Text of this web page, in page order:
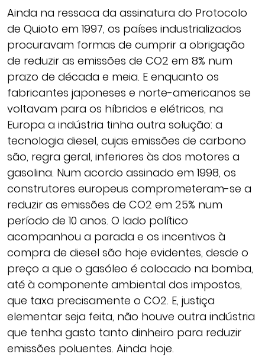
Ainda na ressaca da assinatura do Protocolo
de Quioto em 1997, os países industrializados
procuravam formas de cumprir a obrigação
de reduzir as emissões de CO2 em 8% num
prazo de década e meia. E enquanto os
fabricantes japoneses e norte-americanos se
voltavam para os híbridos e elétricos, na
Europa a indústria tinha outra solução: a
tecnologia diesel, cujas emissões de carbono
são, regra geral, inferiores às dos motores a
gasolina. Num acordo assinado em 1998, os
construtores europeus comprometeram-se a
reduzir as emissões de CO2 em 25% num
período de 10 anos. O lado político
acompanhou a parada e os incentivos à
compra de diesel são hoje evidentes, desde o
preço a que o gasóleo é colocado na bomba,
até à componente ambiental dos impostos,
que taxa precisamente o CO2. E, justiça
elementar seja feita, não houve outra indústria
que tenha gasto tanto dinheiro para reduzir
emissões poluentes. Ainda hoje.